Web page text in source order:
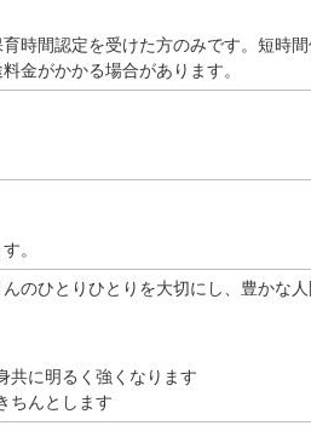
時間認定を受けた方のみです。短時
金がかかる場合があります。
。
のひとりひとりを大切にし、豊かな人
共に明るく強くなります
ちんとします